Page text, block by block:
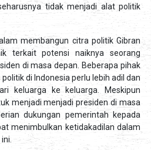
tidak menjadi alat politik
membangun citra politik Gibran
terkait potensi naiknya seorang
di masa depan. Beberapa pihak
di Indonesia perlu lebih adil dan
keluarga ke keluarga. Meskipun
menjadi menjadi presiden di masa
dukungan pemerintah kepada
menimbulkan ketidakadilan dalam